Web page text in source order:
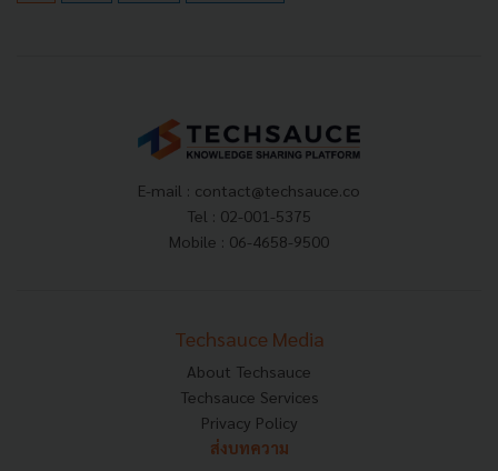
E-mail : contact@techsauce.co
Tel : 02-001-5375
Mobile : 06-4658-9500
Techsauce Media
About Techsauce
Techsauce Services
Privacy Policy
ส่งบทความ